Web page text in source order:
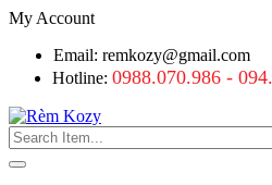
My Account
Email: remkozy@gmail.com
Hotline: 0988.070.986 -